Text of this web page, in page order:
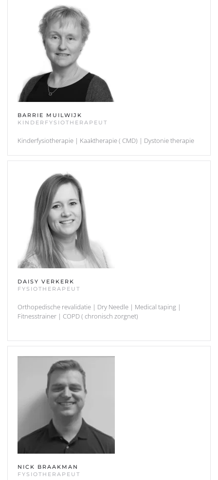
BARRIE MUILWIJK
KINDERFYSIOTHERAPEUT
Kinderfysiotherapie | Kaaktherapie ( CMD) | Dystonie therapie
DAISY VERKERK
FYSIOTHERAPEUT
Orthopedische revalidatie | Dry Needle | Medical taping |
Fitnesstrainer | COPD ( chronisch zorgnet)
NICK BRAAKMAN
FYSIOTHERAPEUT